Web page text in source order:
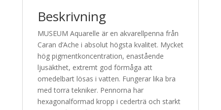
Beskrivning
MUSEUM Aquarelle är en akvarellpenna från
Caran d’Ache i absolut högsta kvalitet. Mycket
hög pigmentkoncentration, enastående
ljusäkthet, extremt god förmåga att
omedelbart lösas i vatten. Fungerar lika bra
med torra tekniker. Pennorna har
hexagonalformad kropp i cederträ och starkt